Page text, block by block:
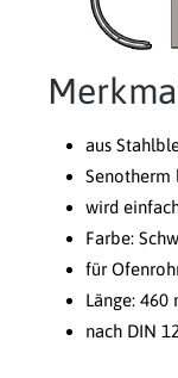
aus
Senotherm
wird
Farbe:
für
Länge: 460
nach DIN